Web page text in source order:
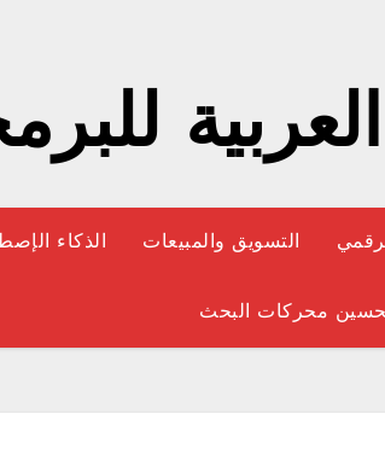
التسويق والمبيعات الذكاء
محركات البحث